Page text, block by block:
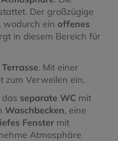
Der großzügige
, wodurch ein offenes
in diesem Bereich für
. Mit einer
zum Verweilen ein.
separate WC mit
Waschbecken, eine
Fenster mit
Atmosphäre